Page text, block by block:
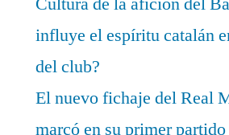
influye el espíritu catalán
del club?
El nuevo fichaje del Real
marcó en su primer